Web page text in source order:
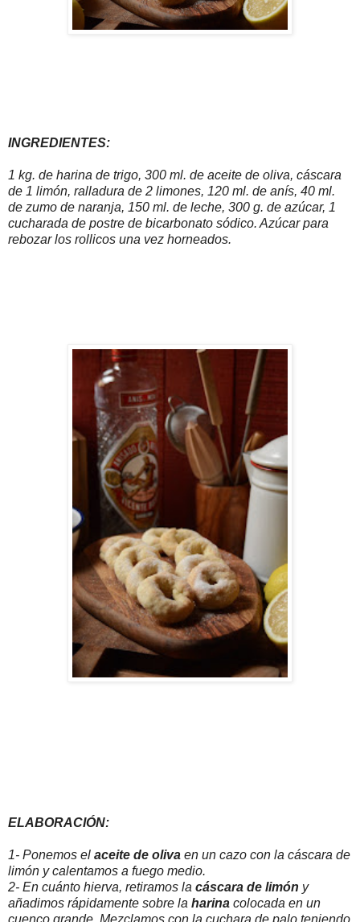
INGREDIENTES:
1 kg. de harina de trigo, 300 ml. de aceite de oliva, cáscara
de 1 limón, ralladura de 2 limones, 120 ml. de anís, 40 ml.
de zumo de naranja, 150 ml. de leche, 300 g. de azúcar, 1
cucharada de postre de bicarbonato sódico. Azúcar para
rebozar los rollicos una vez horneados.
ELABORACIÓN:
1- Ponemos el aceite de oliva en un cazo con la cáscara de
limón y calentamos a fuego medio.
2- En cuánto hierva, retiramos la cáscara de limón y
añadimos rápidamente sobre la harina colocada en un